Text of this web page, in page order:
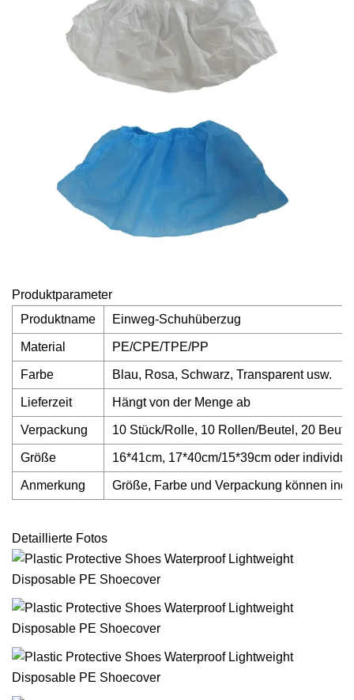
Produktparameter
Produktname
Einweg-Schuhüberzug
Material PE/CPE/TPE/PP
Farbe Blau, Rosa, Schwarz, Transparent usw.
Lieferzeit Hängt von der Menge ab
Verpackung 10 Stück/Rolle, 10 Rollen/Beutel, 20
Größe 16*41cm, 17*40cm/15*39cm oder
Anmerkung Größe, Farbe und Verpackung können
Detaillierte Fotos